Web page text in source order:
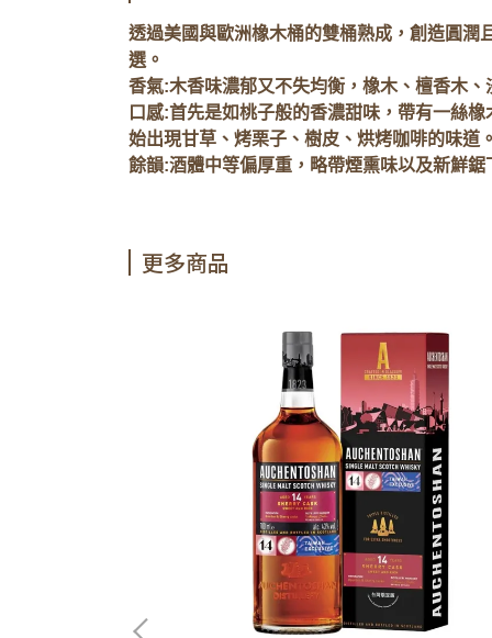
透過美國與歐洲橡木桶的雙桶熟成，創造圓
選。
香氣:木香味濃郁又不失均衡，橡木、檀香木
口感:首先是如桃子般的香濃甜味，帶有一絲
始出現甘草、烤栗子、樹皮、烘烤咖啡的味道
餘韻:酒體中等偏厚重，略帶煙熏味以及新鮮
更多商品